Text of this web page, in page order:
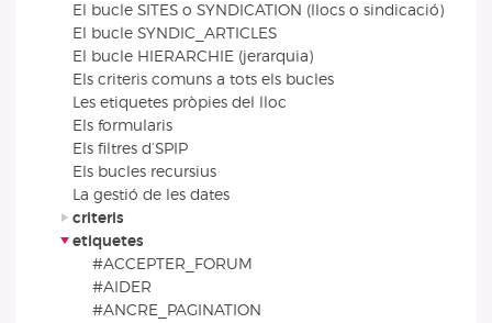
El bucle SITES o SYNDICATION (llocs o sindicació)
El bucle SYNDIC_ARTICLES
El bucle HIERARCHIE (jerarquia)
Els criteris comuns a tots els bucles
Les etiquetes pròpies del lloc
Els formularis
Els filtres d’SPIP
Els bucles recursius
La gestió de les dates
criteris
etiquetes
#ACCEPTER_FORUM
#AIDER
#ANCRE_PAGINATION